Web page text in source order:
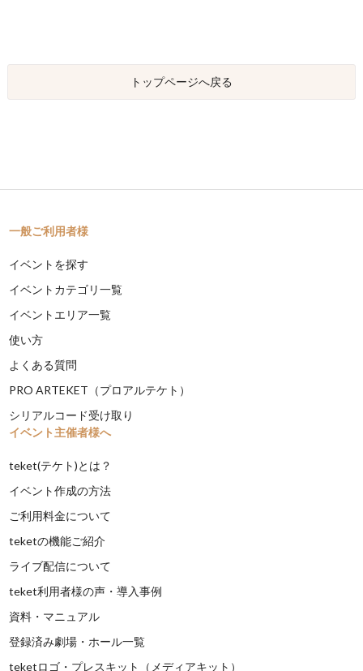
トップページへ戻る
一般ご利用者様
イベントを探す
イベントカテゴリ一覧
イベントエリア一覧
使い方
よくある質問
PRO ARTEKET（プロアルテケト）
シリアルコード受け取り
イベント主催者様へ
teket(テケト)とは？
イベント作成の方法
ご利用料金について
teketの機能ご紹介
ライブ配信について
teket利用者様の声・導入事例
資料・マニュアル
登録済み劇場・ホール一覧
teketロゴ・プレスキット（メディアキット）